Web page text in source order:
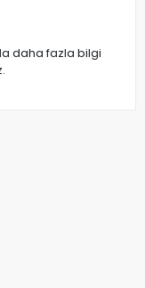
daha fazla bilgi